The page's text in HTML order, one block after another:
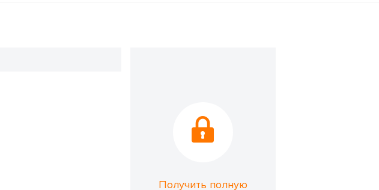
Получить полную